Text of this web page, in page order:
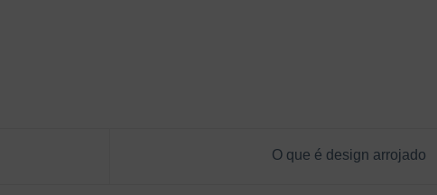
O que é design arrojado